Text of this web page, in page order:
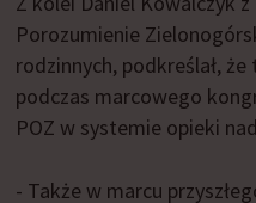
Porozumienie
rodzinnych, podkreślał,
podczas marcowego
POZ w systemie opieki
- Także w marcu